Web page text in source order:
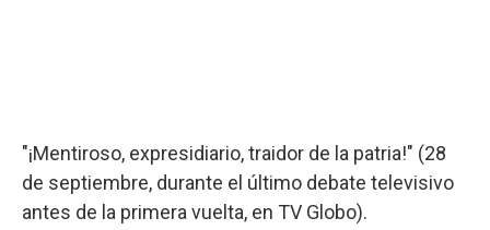
"¡Mentiroso, expresidiario, traidor de la patria!" (28
de septiembre, durante el último debate televisivo
antes de la primera vuelta, en TV Globo).